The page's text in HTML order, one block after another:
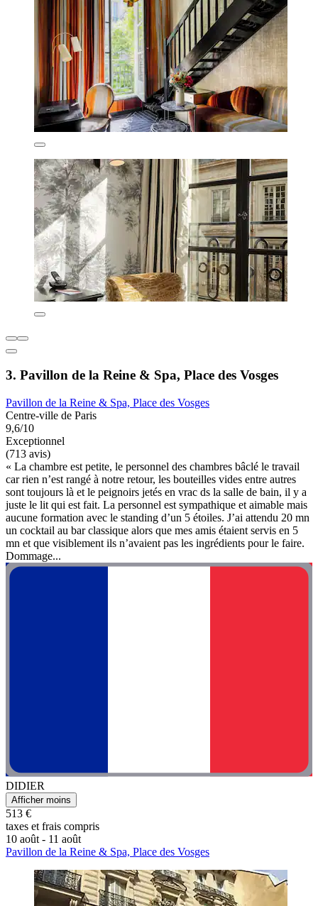
3. Pavillon de la Reine & Spa, Place des Vosges
Pavillon de la Reine & Spa, Place des Vosges
Centre-ville de Paris
9,6/10
Exceptionnel
(713 avis)
« La chambre est petite, le personnel des chambres bâclé le travail
car rien n’est rangé à notre retour, les bouteilles vides entre autres
sont toujours là et le peignoirs jetés en vrac ds la salle de bain, il y a
juste le lit qui est fait. La personnel est sympathique et aimable mais
aucune formation avec le standing d’un 5 étoiles. J’ai attendu 20 mn
un cocktail au bar classique alors que mes amis étaient servis en 5
mn et que visiblement ils n’avaient pas les ingrédients pour le faire.
Dommage...
DIDIER
Afficher moins
513 €
taxes et frais compris
10 août - 11 août
Pavillon de la Reine & Spa, Place des Vosges